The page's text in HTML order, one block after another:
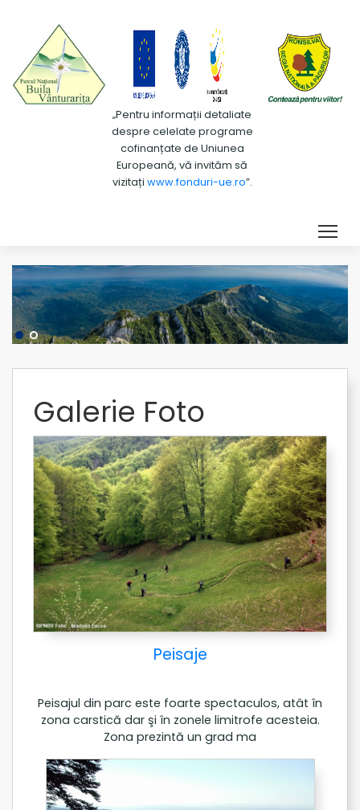
„Pentru informații detaliate
despre celelate programe
cofinanțate de Uniunea
Europeană, vă invităm să
vizitați www.fonduri-ue.ro”.
Galerie Foto
Peisaje
Peisajul din parc este foarte spectaculos, atât în
zona carstică dar şi în zonele limitrofe acesteia.
Zona prezintă un grad ma